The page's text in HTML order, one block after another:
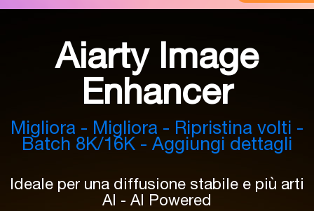
Aiarty Image
Enhancer
Migliora - Migliora - Ripristina volti -
Batch 8K/16K - Aggiungi dettagli
Ideale per una diffusione stabile e più arti
AI - AI Powered